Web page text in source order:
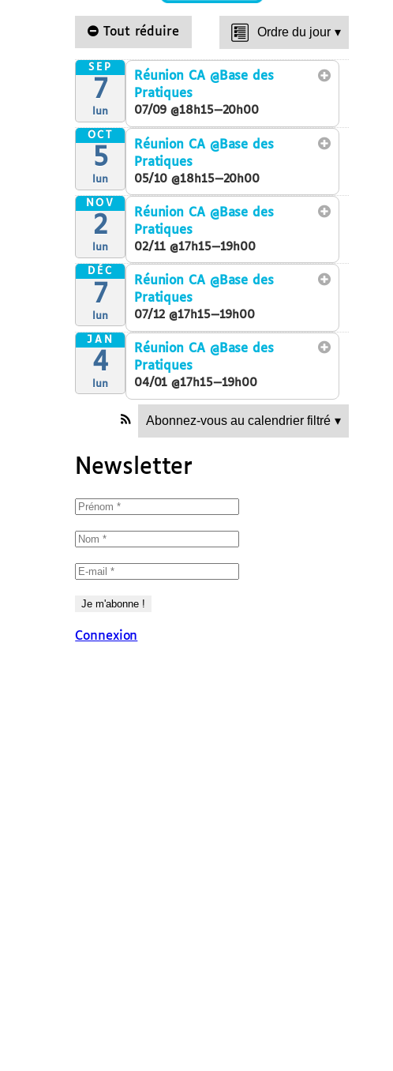
Tout réduire Ordre du jour ▾
SEP
7
lun
Réunion CA @Base des
Pratiques
07/09 @18h15—20h00
OCT
5
lun
Réunion CA @Base des
Pratiques
05/10 @18h15—20h00
NOV
2
lun
Réunion CA @Base des
Pratiques
02/11 @17h15—19h00
DÉC
7
lun
Réunion CA @Base des
Pratiques
07/12 @17h15—19h00
JAN
4
lun
Réunion CA @Base des
Pratiques
04/01 @17h15—19h00
Abonnez-vous au calendrier filtré ▾
Newsletter
Connexion